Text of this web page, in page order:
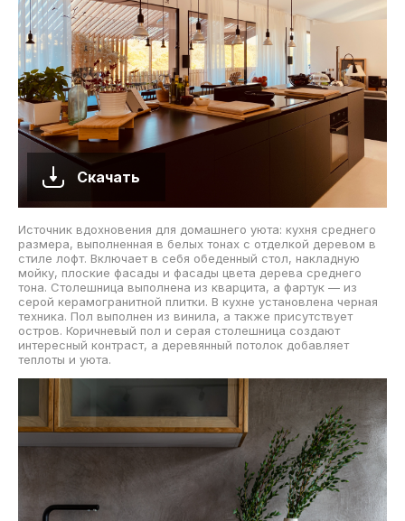
Скачать
Источник вдохновения для домашнего уюта: кухня среднего
размера, выполненная в белых тонах с отделкой деревом в
стиле лофт. Включает в себя обеденный стол, накладную
мойку, плоские фасады и фасады цвета дерева среднего
тона. Столешница выполнена из кварцита, а фартук — из
серой керамогранитной плитки. В кухне установлена черная
техника. Пол выполнен из винила, а также присутствует
остров. Коричневый пол и серая столешница создают
интересный контраст, а деревянный потолок добавляет
теплоты и уюта.